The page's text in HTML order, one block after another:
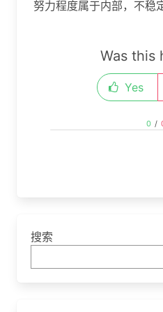
努力程度属于内部，不稳
Was this
Yes
0 /
搜索